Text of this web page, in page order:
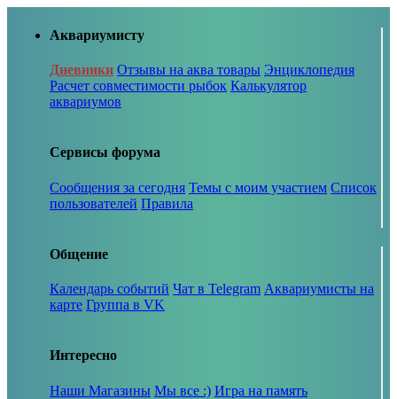
Аквариумисту
Дневники Отзывы на аква товары Энциклопедия
Расчет совместимости рыбок Калькулятор
аквариумов
Сервисы форума
Сообщения за сегодня Темы с моим участием Список
пользователей Правила
Общение
Календарь событий Чат в Telegram Аквариумисты на
карте Группа в VK
Интересно
Наши Магазины Мы все :) Игра на память